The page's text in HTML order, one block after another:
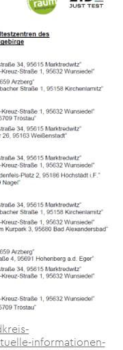
informationen-